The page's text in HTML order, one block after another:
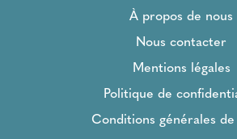
À propos de nous
Nous contacter
Mentions légales
Politique de
Conditions générales